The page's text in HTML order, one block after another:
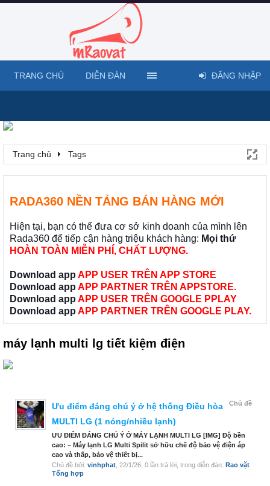
Trang chủ Tags
RADA360 NỀN TẢNG BÁN HÀNG MỚI
Hiện tại, bạn có thể đưa cơ sở kinh doanh của mình lên
Rada360 để tiếp cận hàng triệu khách hàng: Mọi thứ
HOÀN TOÀN MIỄN PHÍ, CHẤT LƯỢNG.
Download app APP USER TRÊN APP STORE
Download app APP PARTNER TRÊN APPSTORE.
Download app APP USER TRÊN GOOGLE PPLAY
Download app APP PARTNER TRÊN GOOGLE PLAY.
máy lạnh multi lg tiết kiệm điện
Chủ đề
Ưu điểm đáng chú ý ở hệ thống Điều hòa
MULTI LG (1 nóng/nhiều lạnh)
ƯU ĐIỂM ĐÁNG CHÚ Ý Ở MÁY LẠNH MULTI LG [IMG] Độ bền
cao: – Máy lạnh LG Multi Spilit sở hữu chế độ bảo vệ điện áp
cao và thấp, bảo vệ thiết bị...
Chủ đề bởi: vinhphat 22/1/26 , 0 lần trả lời, trong diễn đàn: Rao vặt
Tổng hợp
TRANG CHỦ DIỄN ĐÀN ĐĂNG NHẬP